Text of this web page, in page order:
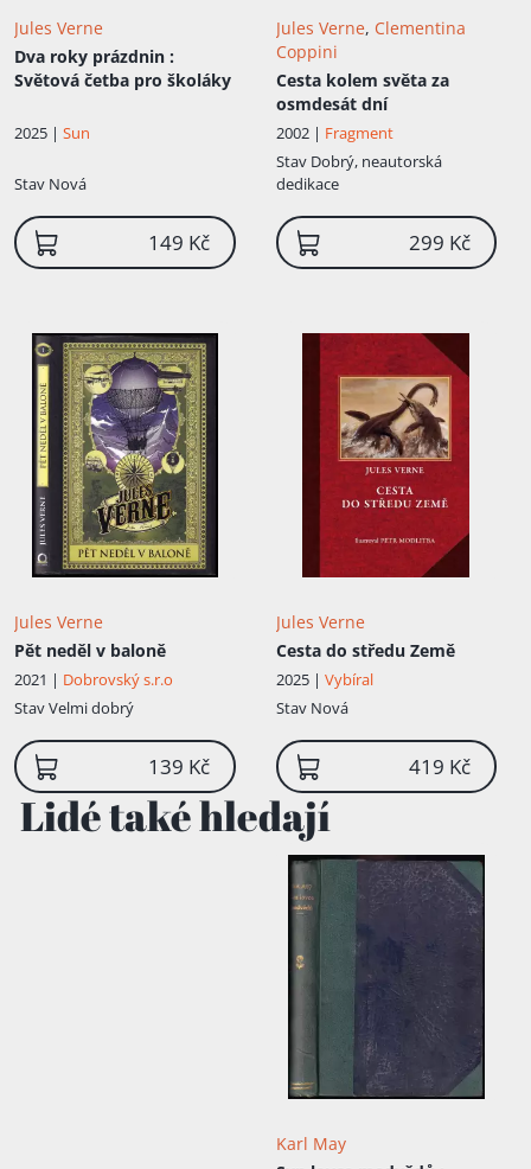
Jules Verne
Dva roky prázdnin :
Světová četba pro školáky
2025 | Sun
Stav Nová
149 Kč
Jules Verne, Clementina
Coppini
Cesta kolem světa za
osmdesát dní
2002 | Fragment
Stav Dobrý, neautorská
dedikace
299 Kč
Jules Verne
Pět neděl v baloně
2021 | Dobrovský s.r.o
StavVelmi dobrý
139 Kč
Jules Verne
Cesta do středu Země
2025 | Vybíral
Stav Nová
419 Kč
Lidé také hledají
Karl May